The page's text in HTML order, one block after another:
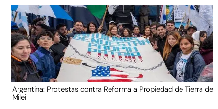
Argentina: Protestas contra Reforma a Propiedad de Tierra de
Milei